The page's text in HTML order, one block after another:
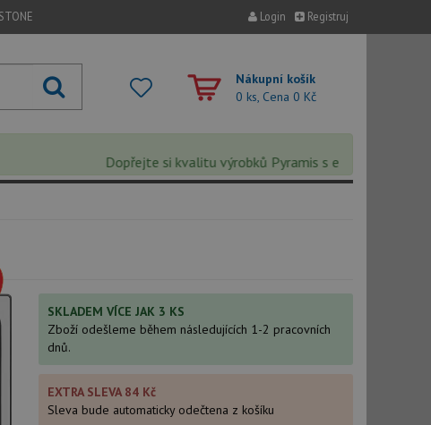
Login Registruj
Nákupní košík
0 ks, Cena 0 Kč
Dopřejte si kvalitu výrobků Pyramis s extra 5% slevou –
SKLADEM VÍCE JAK 3 KS
Zboží odešleme během následujících 1-2 pracovních
dnů.
EXTRA SLEVA 84 Kč
Sleva bude automaticky odečtena z košíku